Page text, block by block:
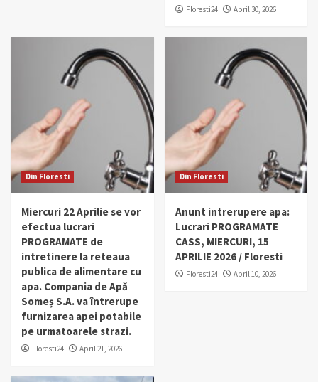
Floresti24 April 30, 2026
Din Floresti
Miercuri 22 Aprilie se vor
efectua lucrari
PROGRAMATE de
intretinere la reteaua
publica de alimentare cu
apa. Compania de Apă
Someș S.A. va întrerupe
furnizarea apei potabile
pe urmatoarele strazi.
Floresti24 April 21, 2026
Din Floresti
Anunt intrerupere apa:
Lucrari PROGRAMATE
CASS, MIERCURI, 15
APRILIE 2026 / Floresti
Floresti24 April 10, 2026